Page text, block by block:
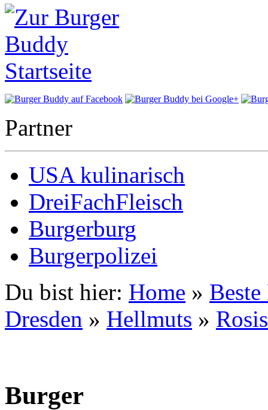
Partner
USA kulinarisch
DreiFachFleisch
Burgerburg
Burgerpolizei
Du bist hier: Home »
Dresden » Hellmuts »
Burger